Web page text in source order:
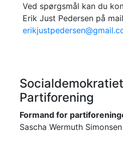
Ved spørgsmål kan du
Erik Just Pedersen på
Partiforening
Formand for
Sascha Wermuth Simonsen